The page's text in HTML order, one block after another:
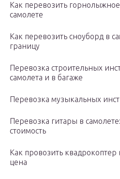
Как перевозить
самолете
Как перевозить сноуборд в
границу
Перевозка строительных
самолета и в багаже
Перевозка музыкальных
Перевозка гитары в
стоимость
Как провозить квадрокоптер
цена